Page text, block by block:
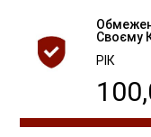
Своєму
РІК